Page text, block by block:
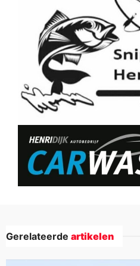
Gerelateerde artikelen